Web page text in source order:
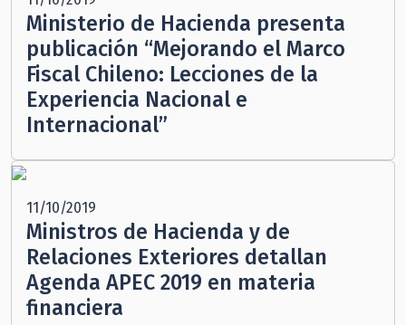
Ministerio de Hacienda presenta
publicación “Mejorando el Marco
Fiscal Chileno: Lecciones de la
Experiencia Nacional e
Internacional”
11/10/2019
Ministros de Hacienda y de
Relaciones Exteriores detallan
Agenda APEC 2019 en materia
financiera